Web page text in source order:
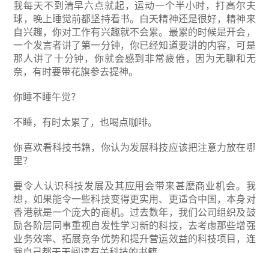
我每天不到清早六点就起，运动一个半小时，打高尔夫
球，晚上睡觉前都坚持看书。白天精神还是很好，精神来
自兴趣，你对工作有兴趣就不会累。最累的时候是开会，
一个发言者讲了第一分钟，你已经知道要讲的内容，可是
那人讲了十分钟，你就会感到非常疲倦，因为无聊和无
奈，有时要带花旗参去提神。
你睡不睡午觉？
不睡，有时太累了，也喝点咖啡。
你喜欢看科技书籍，你认为发展科技应该把注意力放在哪
里？
要令人认识科技发展及其应用会带来甚麽商业机会。我
想，如果能令一些科技变得更实用、更适合中国，本身对
香港就是一个庞大的商机。过去数年，我们公司组织及鼓
励各阶层同事重视自发性学习新的科技，去考虑那些增强
业务效率、拓展竞争优势和提升营运效益的科技项目，连